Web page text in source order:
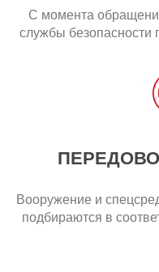
С момента
службы безопасности
Вооружение и
подбираются в